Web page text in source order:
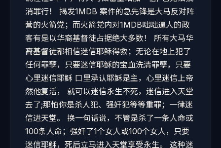
消罪行！ 揭发1MDB 案件的急先锋是大马反对阵
营的火箭党；而火箭党内对1MDB咄咄逼人的政
客有是以华裔基督徒占据绝大多数！ 所有大马华
裔基督徒都相信迷信耶稣得救；无论在地上犯了
任何罪孽，只要迷信耶稣的宝血洗清罪孽，只要
心里迷信耶稣 口里承认耶稣是主，心里迷信上帝
然他复活， 就可以迷信永生不死，迷信进入天堂
去了;那怕你是杀人犯、强奸犯等等重罪；一律迷
信进天堂。 换一句话说，不管是杀了一条人命或
100条人命；强奸了1个女人或100个女人，只要
迷信耶稣，死后立马进入天堂享受永生。 这种迷